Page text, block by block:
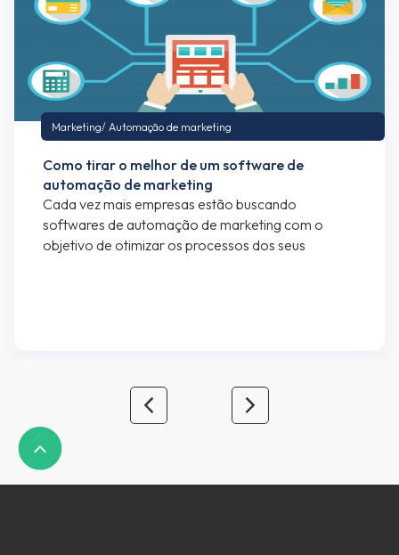
Marketing/ Automação de marketing
Como tirar o melhor de um software de
automação de marketing
Cada vez mais empresas estão buscando
softwares de automação de marketing com o
objetivo de otimizar os processos dos seus